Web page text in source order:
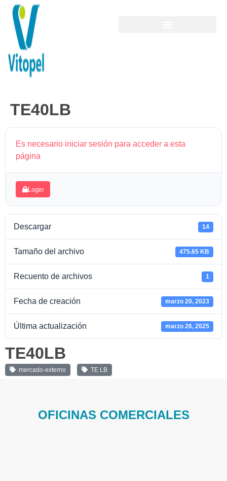
TE40LB
Es necesario iniciar sesión para acceder a esta
página
Login
Descargar 14
Tamaño del archivo 475.65 KB
Recuento de archivos 1
Fecha de creación marzo 20, 2023
Última actualización marzo 26, 2025
TE40LB
mercado-externo TE LB
OFICINAS COMERCIALES